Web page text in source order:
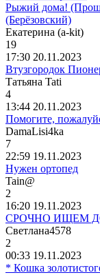
Рыжий дома!
(Берёзовский)
Екатеринa (a-kit)
19
17:30 20.11.2023
Втузгородок
Татьяна Tati
4
13:44 20.11.2023
Помогите,
DamaLisi4ka
7
22:59 19.11.2023
Нужен ортопед
Tain@
2
16:20 19.11.2023
СРОЧНО ИЩЕМ
Cветлана4578
2
00:33 19.11.2023
* Кошка